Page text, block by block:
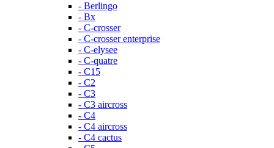
- Berlingo
- Bx
- C-crosser
- C-crosser enterprise
- C-elysee
- C-quatre
- C15
- C2
- C3
- C3 aircross
- C4
- C4 aircross
- C4 cactus